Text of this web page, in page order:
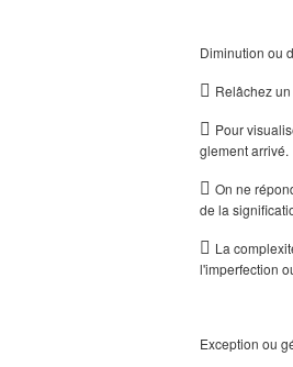
Diminution ou
 Relâchez
 Pour
glement arrivé.
 On ne
de la
 La
l'imperfection
Exception ou